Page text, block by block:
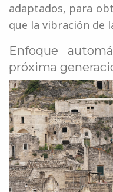
adaptados, para
que la vibración de
Enfoque
próxima